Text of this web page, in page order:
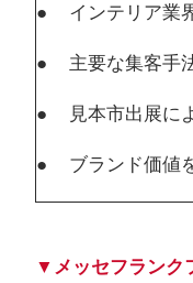
● インテリア業
● 主要な集客手
● 見本市出展に
● ブランド価値
▼メッセフランク